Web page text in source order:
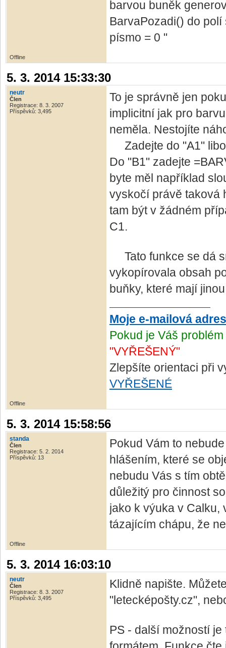
barvou buněk
BarvaPozadi() do
písmo = 0 "
Offline
5. 3. 2014 15:33:30
neutr
Člen
Registrace: 8. 3. 2007
Příspěvků: 3,495
To je správně jen
implicitní jak pro
neměla. Nestojíte
Zadejte do "A1"
Do "B1" zadejte
byte měl například
vyskočí právě taková
tam být v žádném
C1.
Tato funkce se dá
vykopírovala obsah
buňky, které mají
Moje e-mailová
Pokud je Váš
"VYŘEŠENÝ"
Zlepšíte orientaci při
VYŘEŠENÉ
Offline
5. 3. 2014 15:58:56
standa
Člen
Registrace: 5. 2. 2014
Příspěvků: 13
Pokud Vám to
hlášením, které se
nebudu Vás s tím
důležitý pro činnost
jako k výuka v Calku,
tázajícím chápu, že
Offline
5. 3. 2014 16:03:10
neutr
Člen
Registrace: 8. 3. 2007
Příspěvků: 3,495
Klidně napište.
"letecképošty.cz",
PS - další možností